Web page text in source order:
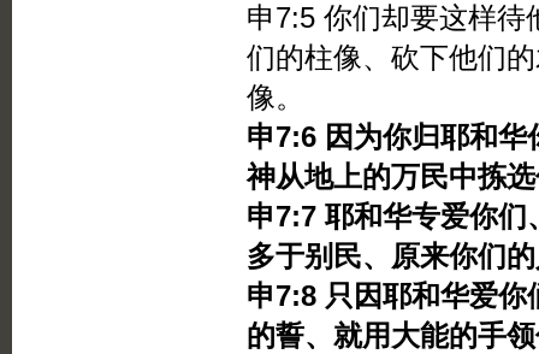
申7:5 你们却要这样待
们的柱像、砍下他们
像。
申7:6 因为你归耶和
神从地上的万民中拣
申7:7 耶和华专爱你
多于别民、原来你们
申7:8 只因耶和华爱
的誓、就用大能的手